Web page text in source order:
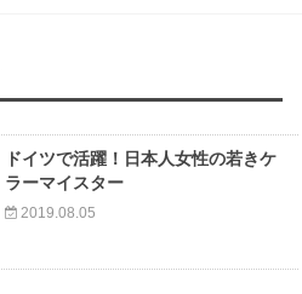
ドイツで活躍！日本人女性の若きケ
ラーマイスター
2019.08.05